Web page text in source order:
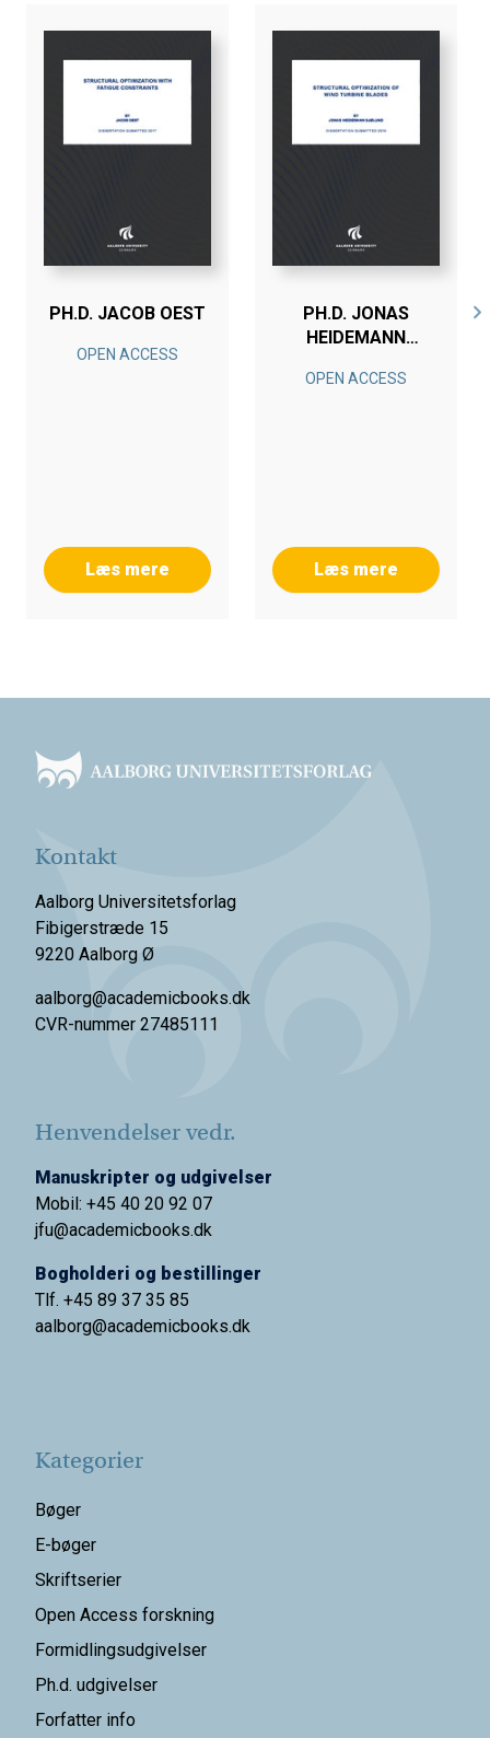
PH.D. JACOB OEST
OPEN ACCESS
Læs mere
PH.D. JONAS
HEIDEMANN
OPEN ACCESS
Læs mere
Kontakt
Aalborg Universitetsforlag
Fibigerstræde 15
9220 Aalborg Ø
aalborg@academicbooks.dk
CVR-nummer 27485111
Henvendelser vedr.
Manuskripter og udgivelser
Mobil: +45 40 20 92 07
jfu@academicbooks.dk
Bogholderi og bestillinger
Tlf. +45 89 37 35 85
aalborg@academicbooks.dk
Kategorier
Bøger
E-bøger
Skriftserier
Open Access forskning
Formidlingsudgivelser
Ph.d. udgivelser
Forfatter info